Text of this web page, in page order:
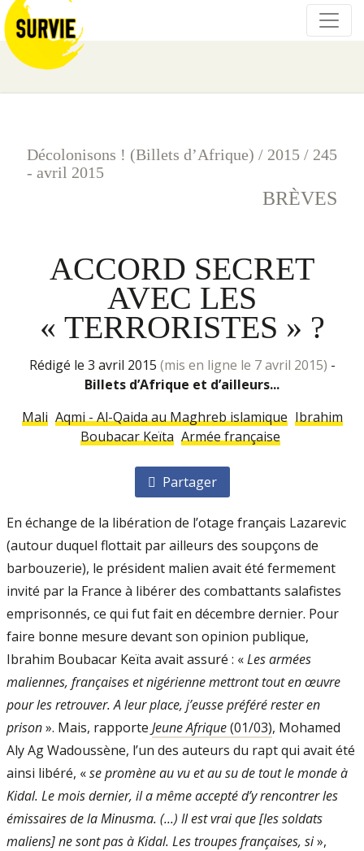
Décolonisons ! (Billets d’Afrique) / 2015 / 245
- avril 2015
BRÈVES
ACCORD SECRET
AVEC LES
« TERRORISTES » ?
rédigé le 3 avril 2015 (mis en ligne le 7 avril 2015) -
Billets d’Afrique et d’ailleurs...
Mali Aqmi - Al-Qaida au Maghreb islamique Ibrahim
Boubacar Keïta Armée française
Partager
En échange de la libération de l’otage français Lazarevic
(autour duquel flottait par ailleurs des soupçons de
barbouzerie), le président malien avait été fermement
invité par la France à libérer des combattants salafistes
emprisonnés, ce qui fut fait en décembre dernier. Pour
faire bonne mesure devant son opinion publique,
Ibrahim Boubacar Keïta avait assuré : «Les armées
maliennes, françaises et nigérienne mettront tout en œuvre
pour les retrouver. A leur place, j’eusse préféré rester en
prison». Mais, rapporte Jeune Afrique(01/03), Mohamed
Aly Ag Wadoussène, l’un des auteurs du rapt qui avait été
ainsi libéré, «se promène au vu et au su de tout le monde à
Kidal. Le mois dernier, il a même accepté d’y rencontrer les
émissaires de la Minusma. (...) Il est vrai que [les soldats
maliens] ne sont pas à Kidal. Les troupes françaises, si»,